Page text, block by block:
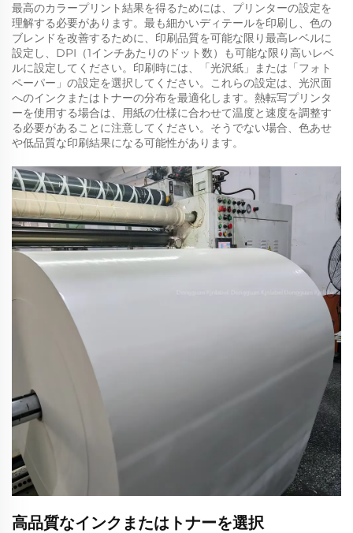
最高のカラープリント結果を得るためには、プリンターの設定を
理解する必要があります。最も細かいディテールを印刷し、色の
ブレンドを改善するために、印刷品質を可能な限り最高レベルに
設定し、DPI（1インチあたりのドット数）も可能な限り高いレベ
ルに設定してください。印刷時には、「光沢紙」または「フォト
ペーパー」の設定を選択してください。これらの設定は、光沢面
へのインクまたはトナーの分布を最適化します。熱転写プリンタ
ーを使用する場合は、用紙の仕様に合わせて温度と速度を調整す
る必要があることに注意してください。そうでない場合、色あせ
や低品質な印刷結果になる可能性があります。
高品質なインクまたはトナーを選択